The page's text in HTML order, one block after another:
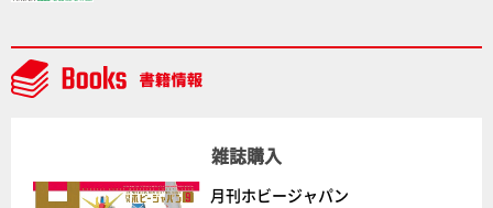
デルコンテスト」～8月17日（月）11:59まで応募受付
中】
雑誌購入
月刊ホビージャパン